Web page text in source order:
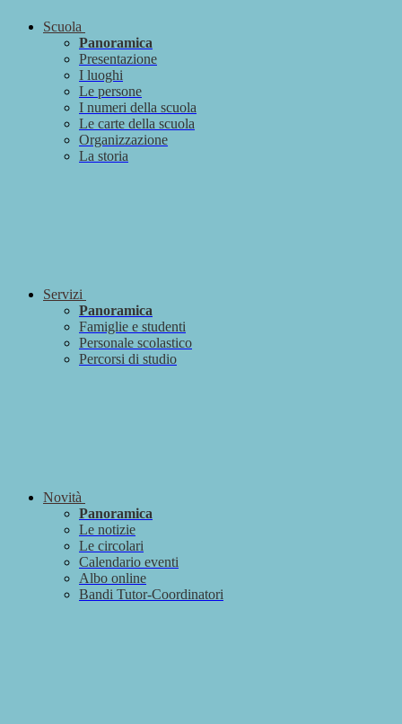
Scuola
Panoramica
Presentazione
I luoghi
Le persone
I numeri della scuola
Le carte della scuola
Organizzazione
La storia
Servizi
Panoramica
Famiglie e studenti
Personale scolastico
Percorsi di studio
Novità
Panoramica
Le notizie
Le circolari
Calendario eventi
Albo online
Bandi Tutor-Coordinatori